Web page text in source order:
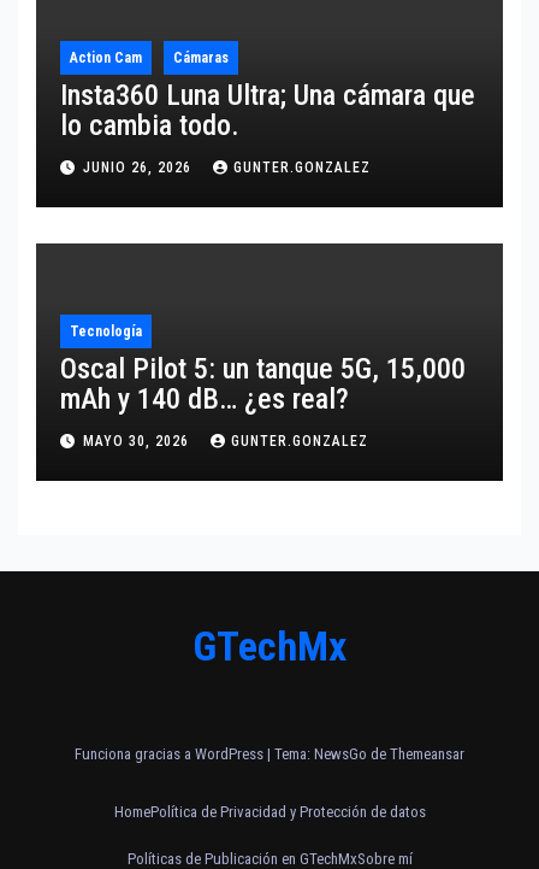
Action Cam Cámaras
Insta360 Luna Ultra; Una cámara que
lo cambia todo.
JUNIO 26, 2026 GUNTER.GONZALEZ
Tecnología
Oscal Pilot 5: un tanque 5G, 15,000
mAh y 140 dB… ¿es real?
MAYO 30, 2026 GUNTER.GONZALEZ
GTechMx
Funciona gracias a WordPress | Tema: NewsGo de Themeansar
HomePolítica de Privacidad y Protección de datos
Políticas de Publicación en GTechMxSobre mí